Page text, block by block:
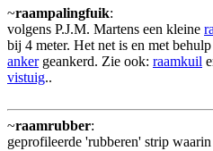
~raampalingfuik:
volgens P.J.M. Martens een kleine
bij 4 meter. Het net is en met
ankergeankerd. Zie ook: raamkuil
vistuig..
~raamrubber:
geprofileerde 'rubberen' strip